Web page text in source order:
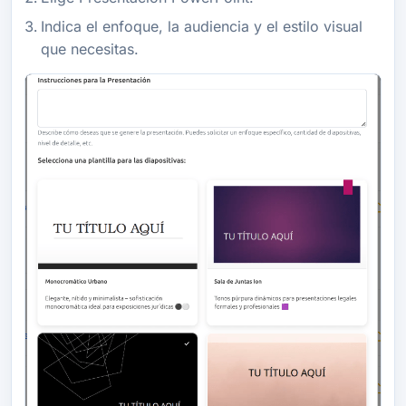
Indica el enfoque, la audiencia y el estilo visual
que necesitas.